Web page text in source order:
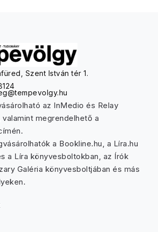
Szent István tér 1.
az InMedio és Relay
megrendelhető a
a Bookline.hu, a Líra.hu
a Líra könyvesboltokban, az Írók
Galéria könyvesboltjában és más